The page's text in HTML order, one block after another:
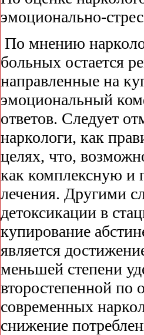
эмоционально-
По мнению
больных остается
направленные на
эмоциональный
ответов. Следует
наркологи, как
целях, что,
как комплексную и
лечения. Другими
детоксикации в
купирование
является
меньшей степени
второстепенной
современных
снижение